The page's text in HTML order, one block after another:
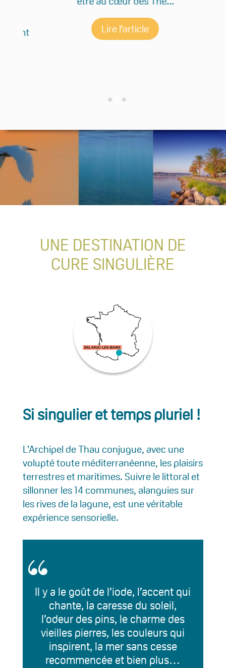
Lire l'article
UNE DESTINATION DE
CURE SINGULIÈRE
Si singulier et temps pluriel !
L’Archipel de Thau conjugue, avec une
volupté toute méditerranéenne, les plaisirs
terrestres et maritimes. Suivre le littoral et
sillonner les 14 communes, alanguies sur
les rives de la lagune, est une véritable
expérience sensorielle.
Il y a le goût de l’iode, l’accent qui
chante, la caresse du soleil,
l’odeur des pins, le charme des
vieilles pierres, les couleurs qui
inspirent, la mer sans cesse
recommencée et bien plus…